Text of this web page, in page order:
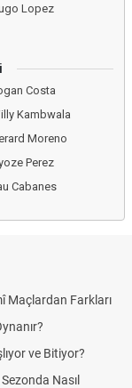
Lopez
Costa
Kambwala
Moreno
Perez
Cabanes
Maçlardan Farkları
ve Bitiyor?
Nasıl